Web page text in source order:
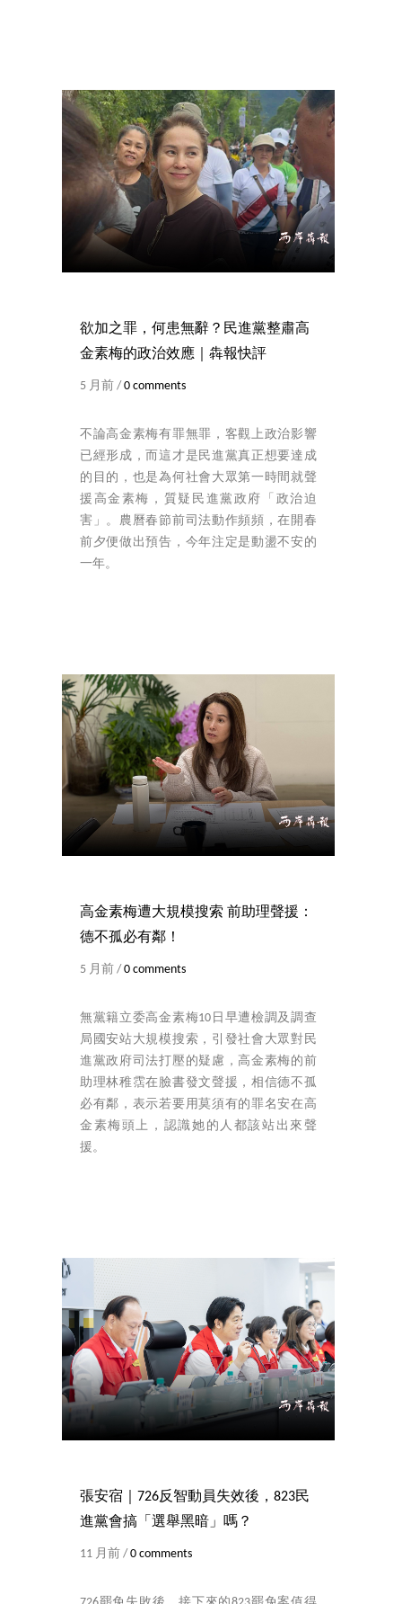
欲加之罪，何患無辭？民進黨整肅高
金素梅的政治效應｜犇報快評
5 月前 /0 comments
不論高金素梅有罪無罪，客觀上政治影響
已經形成，而這才是民進黨真正想要達成
的目的，也是為何社會大眾第一時間就聲
援高金素梅，質疑民進黨政府「政治迫
害」。農曆春節前司法動作頻頻，在開春
前夕便做出預告，今年注定是動盪不安的
一年。
高金素梅遭大規模搜索 前助理聲援：
德不孤必有鄰！
5 月前 / 0 comments
無黨籍立委高金素梅10日早遭檢調及調查
局國安站大規模搜索，引發社會大眾對民
進黨政府司法打壓的疑慮，高金素梅的前
助理林稚霑在臉書發文聲援，相信德不孤
必有鄰，表示若要用莫須有的罪名安在高
金素梅頭上，認識她的人都該站出來聲
援。
張安宿｜726反智動員失效後，823民
進黨會搞「選舉黑暗」嗎？
11 月前 / 0 comments